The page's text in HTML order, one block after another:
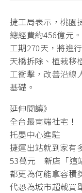
捷工局表示，桃園
總經費約456億元
工期270天，將進
天橋拆除、植栽移
工衝擊，改善沿線
基礎。
延伸閱讀》
全台最南端社宅
托嬰中心進駐
捷運出站就到家有
53萬元 新店「這
都更為何能拿容積
代恐為城市超載買